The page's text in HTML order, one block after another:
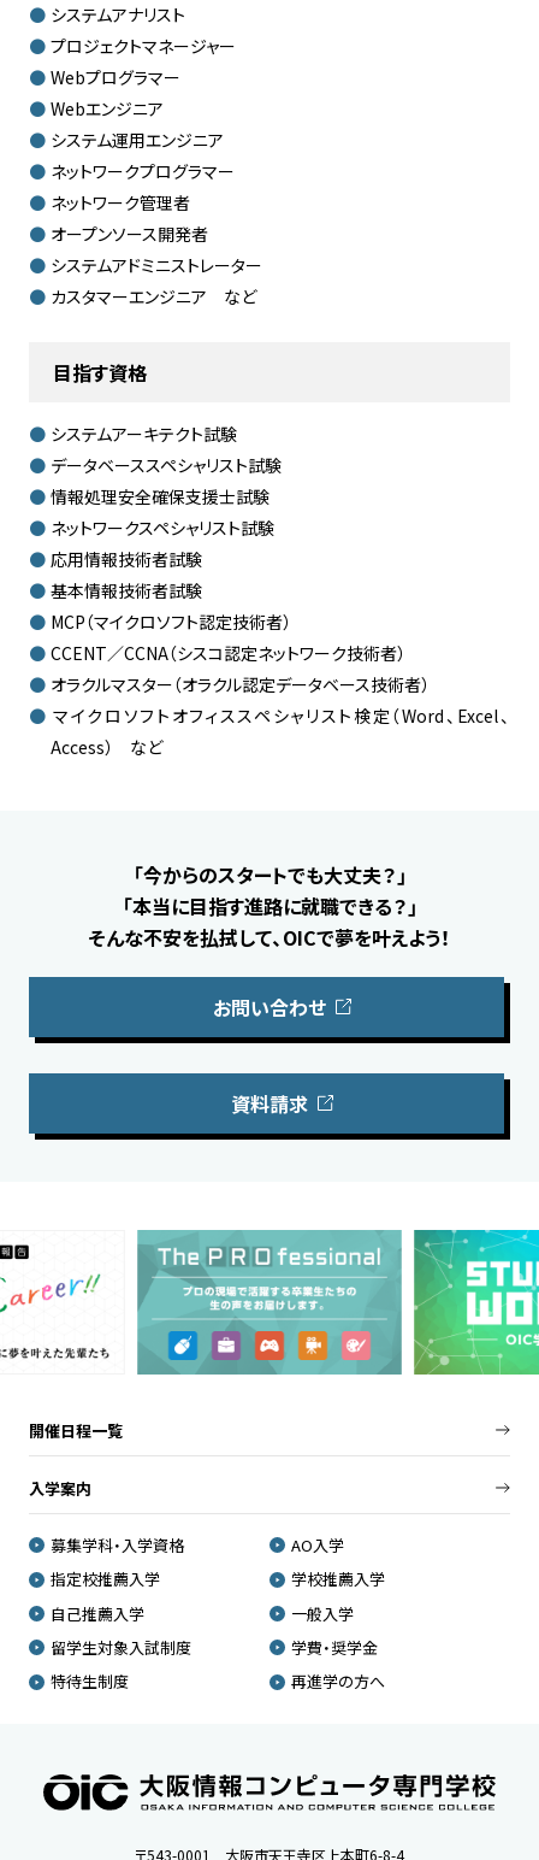
システムアナリスト
プロジェクトマネージャー
Webプログラマー
Webエンジニア
システム運用エンジニア
ネットワークプログラマー
ネットワーク管理者
オープンソース開発者
システムアドミニストレーター
カスタマーエンジニア など
目指す資格
システムアーキテクト試験
データベーススペシャリスト試験
情報処理安全確保支援士試験
ネットワークスペシャリスト試験
応用情報技術者試験
基本情報技術者試験
MCP（マイクロソフト認定技術者）
CCENT／CCNA（シスコ認定ネットワーク技術者）
オラクルマスター（オラクル認定データベース技術者）
マイクロソフトオフィススペシャリスト検定（Word、Excel、
Access） など
「今からのスタートでも大丈夫？」
「本当に目指す進路に就職できる？」
そんな不安を払拭して、OICで夢を叶えよう！
お問い合わせ
資料請求
開催日程一覧
入学案内
募集学科・入学資格
AO入学
指定校推薦入学
学校推薦入学
自己推薦入学
一般入学
留学生対象入試制度
学費・奨学金
特待生制度
再進学の方へ
〒543-0001 大阪市天王寺区上本町6-8-4